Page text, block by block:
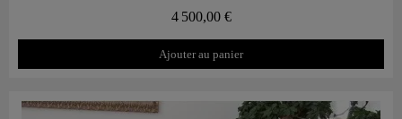
4 500,00 €
Ajouter au panier